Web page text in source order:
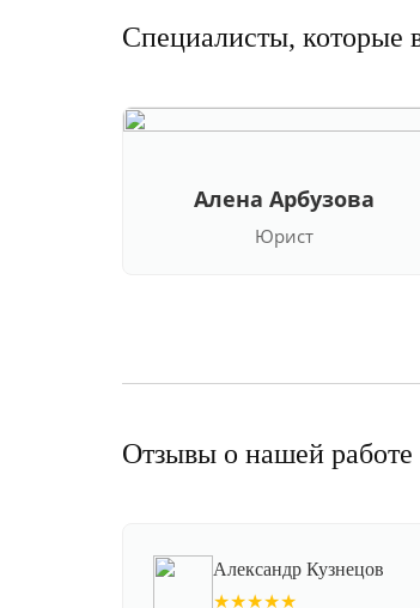
Специалисты, которые
Алена Арбузова
Юрист
Отзывы о нашей работе
Александр Кузнецов
★★★★★